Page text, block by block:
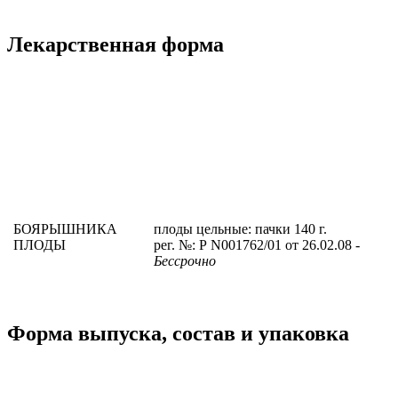
Лекарственная форма
БОЯРЫШНИКА
ПЛОДЫ
плоды цельные: пачки 140 г.
рег. №: Р N001762/01 от 26.02.08 -
Бессрочно
Форма выпуска, состав и упаковка